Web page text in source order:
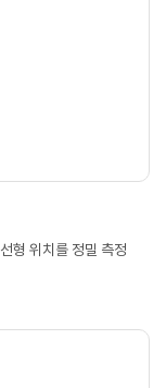
형 위치를 정밀 측정